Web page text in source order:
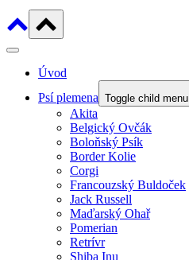
Úvod
Psí plemena Toggle child menu
Akita
Belgický Ovčák
Boloňský Psík
Border Kolie
Corgi
Francouzský Buldoček
Jack Russell
Maďarský Ohař
Pomerian
Retrívr
Shiba Inu